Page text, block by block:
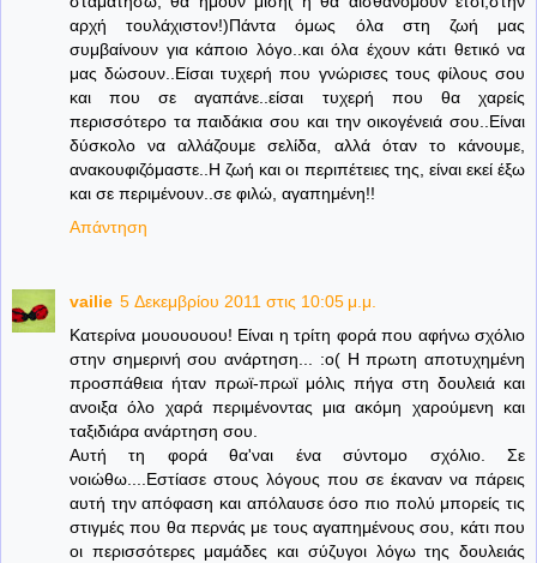
αρχή τουλάχιστον!)Πάντα όμως όλα στη ζωή μας
συμβαίνουν για κάποιο λόγο..και όλα έχουν κάτι θετικό να
μας δώσουν..Είσαι τυχερή που γνώρισες τους φίλους σου
και που σε αγαπάνε..είσαι τυχερή που θα χαρείς
περισσότερο τα παιδάκια σου και την οικογένειά σου..Είναι
δύσκολο να αλλάζουμε σελίδα, αλλά όταν το κάνουμε,
ανακουφιζόμαστε..Η ζωή και οι περιπέτειες της, είναι εκεί έξω
και σε περιμένουν..σε φιλώ, αγαπημένη!!
Απάντηση
vailie 5 Δεκεμβρίου 2011 στις 10:05 μ.μ.
Κατερίνα μουουουου! Είναι η τρίτη φορά που αφήνω σχόλιο
στην σημερινή σου ανάρτηση... :ο( Η πρωτη αποτυχημένη
προσπάθεια ήταν πρωϊ-πρωϊ μόλις πήγα στη δουλειά και
ανοιξα όλο χαρά περιμένοντας μια ακόμη χαρούμενη και
ταξιδιάρα ανάρτηση σου.
Αυτή τη φορά θα'ναι ένα σύντομο σχόλιο. Σε
νοιώθω....Εστίασε στους λόγους που σε έκαναν να πάρεις
αυτή την απόφαση και απόλαυσε όσο πιο πολύ μπορείς τις
στιγμές που θα περνάς με τους αγαπημένους σου, κάτι που
οι περισσότερες μαμάδες και σύζυγοι λόγω της δουλειάς